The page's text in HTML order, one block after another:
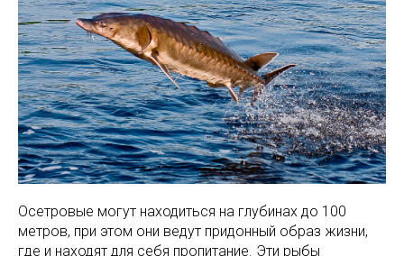
Осетровые могут находиться на глубинах до 100
метров, при этом они ведут придонный образ жизни,
где и находят для себя пропитание. Эти рыбы